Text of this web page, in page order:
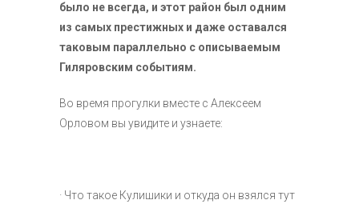
было не всегда, и этот район был одним
из самых престижных и даже оставался
таковым параллельно с описываемым
Гиляровским событиям.
Во время прогулки вместе с Алексеем
Орловом вы увидите и узнаете:
· Что такое Кулишики и откуда он взялся тут